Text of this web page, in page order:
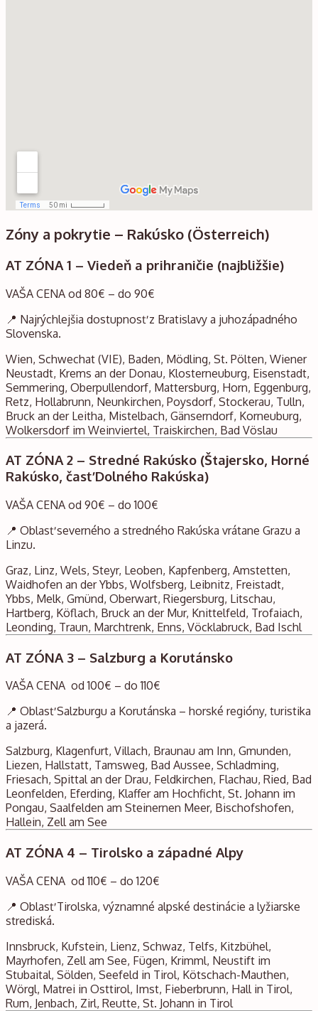
Zóny a pokrytie – Rakúsko (Österreich)
AT ZÓNA 1 – Viedeň a prihraničie (najbližšie)
VAŠA CENA od 80€ – do 90€
📍 Najrýchlejšia dostupnosť z Bratislavy a juhozápadného
Slovenska.
Wien, Schwechat (VIE), Baden, Mödling, St. Pölten, Wiener
Neustadt, Krems an der Donau, Klosterneuburg, Eisenstadt,
Semmering, Oberpullendorf, Mattersburg, Horn, Eggenburg,
Retz, Hollabrunn, Neunkirchen, Poysdorf, Stockerau, Tulln,
Bruck an der Leitha, Mistelbach, Gänserndorf, Korneuburg,
Wolkersdorf im Weinviertel, Traiskirchen, Bad Vöslau
AT ZÓNA 2 – Stredné Rakúsko (Štajersko, Horné
Rakúsko, časť Dolného Rakúska)
VAŠA CENA od 90€ – do 100€
📍 Oblasť severného a stredného Rakúska vrátane Grazu a
Linzu.
Graz, Linz, Wels, Steyr, Leoben, Kapfenberg, Amstetten,
Waidhofen an der Ybbs, Wolfsberg, Leibnitz, Freistadt,
Ybbs, Melk, Gmünd, Oberwart, Riegersburg, Litschau,
Hartberg, Köflach, Bruck an der Mur, Knittelfeld, Trofaiach,
Leonding, Traun, Marchtrenk, Enns, Vöcklabruck, Bad Ischl
AT ZÓNA 3 – Salzburg a Korutánsko
VAŠA CENA od 100€ – do 110€
📍 Oblasť Salzburgu a Korutánska – horské regióny, turistika
a jazerá.
Salzburg, Klagenfurt, Villach, Braunau am Inn, Gmunden,
Liezen, Hallstatt, Tamsweg, Bad Aussee, Schladming,
Friesach, Spittal an der Drau, Feldkirchen, Flachau, Ried, Bad
Leonfelden, Eferding, Klaffer am Hochficht, St. Johann im
Pongau, Saalfelden am Steinernen Meer, Bischofshofen,
Hallein, Zell am See
AT ZÓNA 4 – Tirolsko a západné Alpy
VAŠA CENA od 110€ – do 120€
📍 Oblasť Tirolska, významné alpské destinácie a lyžiarske
strediská.
Innsbruck, Kufstein, Lienz, Schwaz, Telfs, Kitzbühel,
Mayrhofen, Zell am See, Fügen, Krimml, Neustift im
Stubaital, Sölden, Seefeld in Tirol, Kötschach-Mauthen,
Wörgl, Matrei in Osttirol, Imst, Fieberbrunn, Hall in Tirol,
Rum, Jenbach, Zirl, Reutte, St. Johann in Tirol